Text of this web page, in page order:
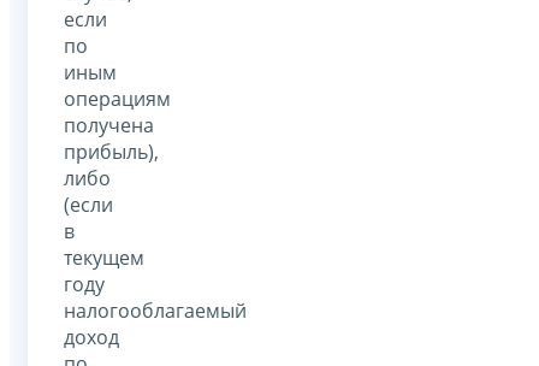
если
по
иным
операциям
получена
прибыль),
либо
(если
в
текущем
году
налогооблагаемый
доход